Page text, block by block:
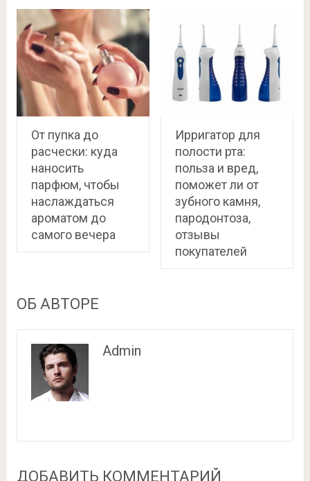
От пупка до
расчески: куда
наносить
парфюм, чтобы
наслаждаться
ароматом до
самого вечера
Ирригатор для
полости рта:
польза и вред,
поможет ли от
зубного камня,
пародонтоза,
отзывы
покупателей
ОБ АВТОРЕ
Admin
ДОБАВИТЬ КОММЕНТАРИЙ